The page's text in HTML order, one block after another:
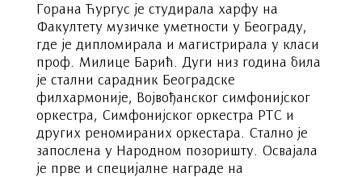
Горана Ћургус је студирала харфу на
Факултету музичке уметности у Београду,
где је дипломирала и магистрирала у класи
проф. Милице Барић. Дуги низ година била
је стални сарадник Београдске
филхармоније, Војвођанског симфонијског
оркестра, Симфонијског оркестра РТС и
других реномираних оркестара. Стално је
запослена у Народном позоришту. Освајала
је прве и специјалне награде на